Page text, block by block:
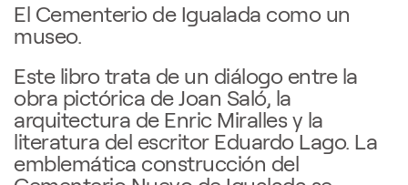
El Cementerio de Igualada como un
museo.
Este libro trata de un diálogo entre la
obra pictórica de Joan Saló, la
arquitectura de Enric Miralles y la
literatura del escritor Eduardo Lago. La
emblemática construcción del